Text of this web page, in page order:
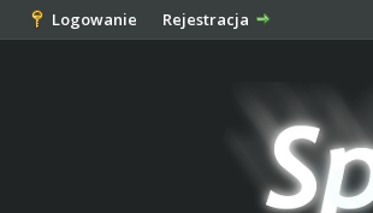
Logowanie Rejestracja